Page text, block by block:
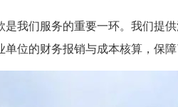
是我们服务的重要一环。我们提
位的财务报销与成本核算，保